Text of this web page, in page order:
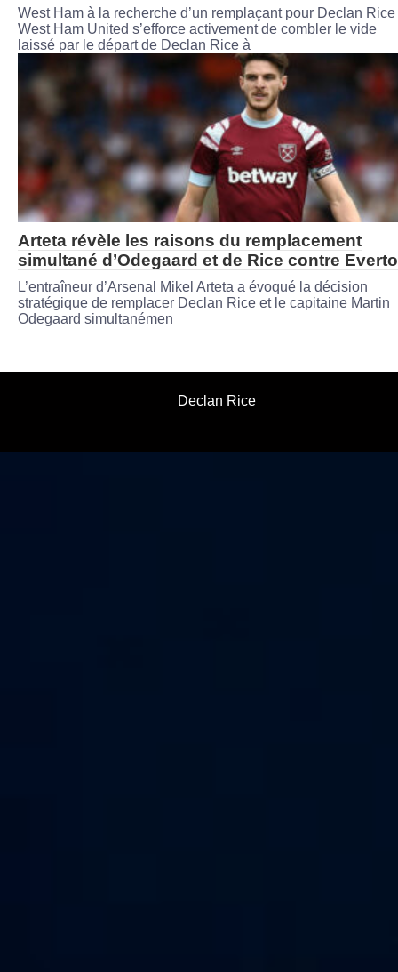
West Ham à la recherche d’un remplaçant pour Declan Rice
West Ham United s’efforce activement de combler le vide
laissé par le départ de Declan Rice à
Arteta révèle les raisons du remplacement
simultané d’Odegaard et de Rice contre
L’entraîneur d’Arsenal Mikel Arteta a évoqué la décision
stratégique de remplacer Declan Rice et le capitaine Martin
Odegaard simultanémen
Declan Rice